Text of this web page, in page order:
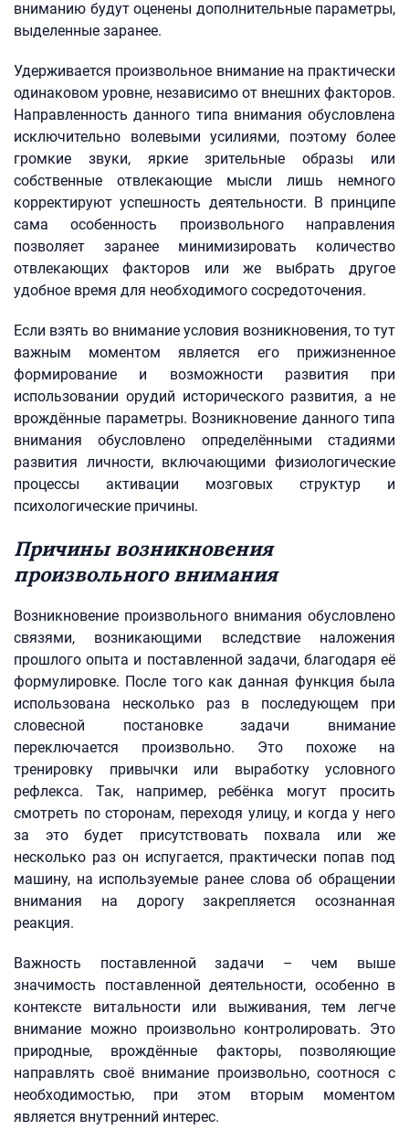
вниманию будут оценены дополнительные параметры,
выделенные заранее.
Удерживается произвольное внимание на практически
одинаковом уровне, независимо от внешних факторов.
Направленность данного типа внимания обусловлена
исключительно волевыми усилиями, поэтому более
громкие звуки, яркие зрительные образы или
собственные отвлекающие мысли лишь немного
корректируют успешность деятельности. В принципе
сама особенность произвольного направления
позволяет заранее минимизировать количество
отвлекающих факторов или же выбрать другое
удобное время для необходимого сосредоточения.
Если взять во внимание условия возникновения, то тут
важным моментом является его прижизненное
формирование и возможности развития при
использовании орудий исторического развития, а не
врождённые параметры. Возникновение данного типа
внимания обусловлено определёнными стадиями
развития личности, включающими физиологические
процессы активации мозговых структур и
психологические причины.
Причины возникновения
произвольного внимания
Возникновение произвольного внимания обусловлено
связями, возникающими вследствие наложения
прошлого опыта и поставленной задачи, благодаря её
формулировке. После того как данная функция была
использована несколько раз в последующем при
словесной постановке задачи внимание
переключается произвольно. Это похоже на
тренировку привычки или выработку условного
рефлекса. Так, например, ребёнка могут просить
смотреть по сторонам, переходя улицу, и когда у него
за это будет присутствовать похвала или же
несколько раз он испугается, практически попав под
машину, на используемые ранее слова об обращении
внимания на дорогу закрепляется осознанная
реакция.
Важность поставленной задачи – чем выше
значимость поставленной деятельности, особенно в
контексте витальности или выживания, тем легче
внимание можно произвольно контролировать. Это
природные, врождённые факторы, позволяющие
направлять своё внимание произвольно, соотнося с
необходимостью, при этом вторым моментом
является внутренний интерес.